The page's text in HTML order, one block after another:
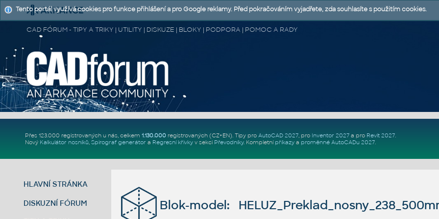
CAD FÓRUM - TIPY A TRIKY | UTILITY | DISKUZE | BLOKY | PODPORA | POMOC A RADY
Přes 123.000 registrovaných u nás, celkem 1.130.000registrovaných (CZ+EN). Tipy pro AutoCAD 2027, pro Inventor 2027a pro Revit 2027.
Nový Kalkulátor nosníků, Spirograf generátor a Regresní křivkyv sekci Převodníky. Kompletní příkazya proměnné AutoCADu 2027.
HLAVNÍ STRÁNKA
DISKUZNÍ FÓRUM Blok-model:
Tento portál využívá cookies pro funkce přihlášení a pro Google reklamy. Před pokračováním vyjadřete, zda souhlasíte s použitím cookies.